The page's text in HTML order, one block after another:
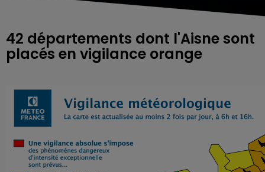
42 départements dont l'Aisne sont
placés en vigilance orange